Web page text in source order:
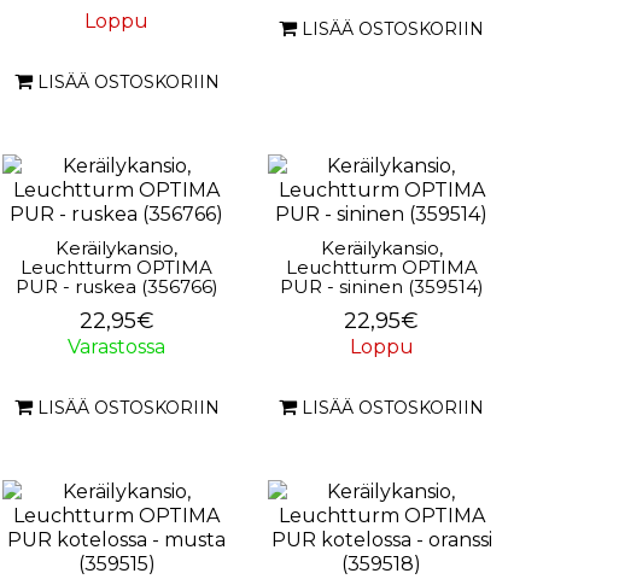
Loppu
LISÄÄ OSTOSKORIIN
LISÄÄ OSTOSKORIIN
Keräilykansio,
Leuchtturm OPTIMA
PUR - ruskea (356766)
22,95€
Varastossa
LISÄÄ OSTOSKORIIN
Keräilykansio,
Leuchtturm OPTIMA
PUR - sininen (359514)
22,95€
Loppu
LISÄÄ OSTOSKORIIN